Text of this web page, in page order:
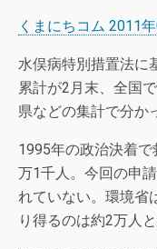
くまにちコム 2011
水俣病特別措置法に
累計が2月末、全国
県などの集計で分か
1995年の政治決着
万1千人。今回の申
れていない。環境省
り得るのは約2万人